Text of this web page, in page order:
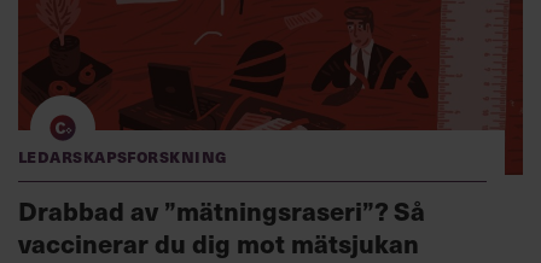
Ledarskapsforskning
Drabbad av ”mätningsraseri”? Så
vaccinerar du dig mot mätsjukan